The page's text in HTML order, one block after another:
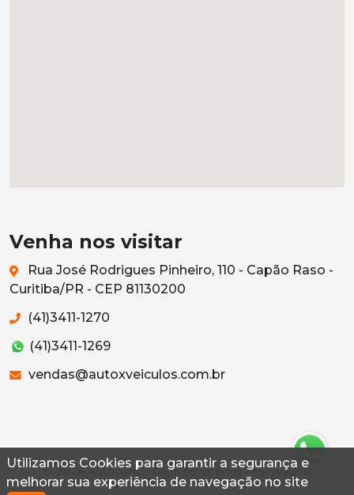
Utilizamos Cookies para garantir a segurança e
melhorar sua experiência de navegação no site
Venha nos visitar
Rua José Rodrigues Pinheiro, 110 - Capão Raso -
Curitiba/PR - CEP 81130200
(41)3411-1270
(41)3411-1269
vendas@autoxveiculos.com.br
© 2026 Autoconf. Todos os direitos reservados.